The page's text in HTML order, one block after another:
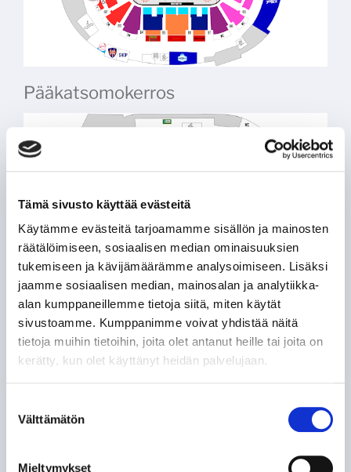
Tämä sivusto käyttää evästeitä
Käytämme evästeitä tarjoamamme sisällön ja mainosten
räätälöimiseen, sosiaalisen median ominaisuuksien
tukemiseen ja kävijämäärämme analysoimiseen. Lisäksi
jaamme sosiaalisen median, mainosalan ja analytiikka-
alan kumppaneillemme tietoja siitä, miten käytät
sivustoamme. Kumppanimme voivat yhdistää näitä
tietoja muihin tietoihin, joita olet antanut heille tai joita on
kerätty, kun olet käyttänyt heidän palvelujaan.
valinta
Välttämätön
Mieltymykset
Pääkatsomokerros
Yläkatsomokerros